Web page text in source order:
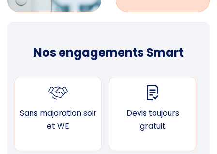
Nos engagements Smart
Sans majoration soir
et WE
Devis toujours
gratuit